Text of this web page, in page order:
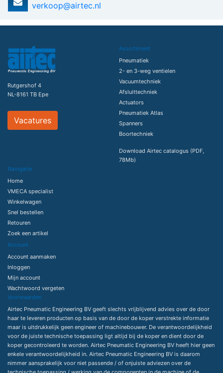
verkoop@airtec.nl
Rutgershof 4
NL-8161 TB Epe
Vacatures
Assortiment
Pneumatiek
2- en 3-weg ventielen
Vacuumtechniek
Afsluittechniek
Actuators
Pneumatiek Atlas
Spanners
Boortechniek
Download Airtec catalogus (PDF,
78Mb)
Navigatie
Home
VMECA specialist
Winkelwagen
Snel bestellen
Retouren
Zoek een artikel
Account
Account aanmaken
Inloggen
Mijn account
Wachtwoord vergeten
Voorwaarden
Airtec Pneumatic Engineering BV geeft slechts vrijblijvend advies over de door
haar te leveren producten op basis van de door de koper verstrekte informatie
maar is uitdrukkelijk geen engineer of machinebouwer. De verantwoordelijkheid
voor de juiste technische toepassing ligt altijd bij de koper en dient door de
koper gecontroleerd te worden. Airtec Pneumatic Engineering BV heeft hier geen
enkele verantwoordelijkheid in. Airtec Pneumatic Engineering BV is daarom
nimmer aansprakelijk voor niet passende / of onjuiste adviezen over de